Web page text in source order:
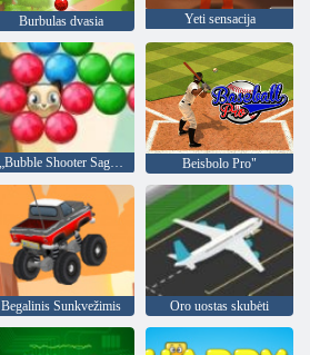
Burbulas dvasia Yeti sensacija
„Bubble Shooter Saga 2“ Beisbolo Pro"
Begalinis Sunkvežimis Oro uostas skubėti